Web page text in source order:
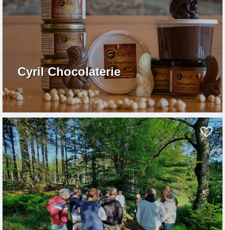
Cyril Chocolaterie